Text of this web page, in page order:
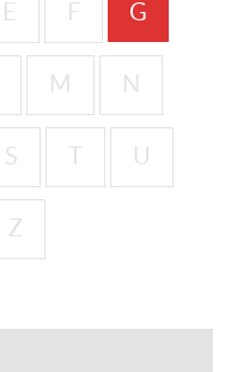
E F G
M N
S U
Z